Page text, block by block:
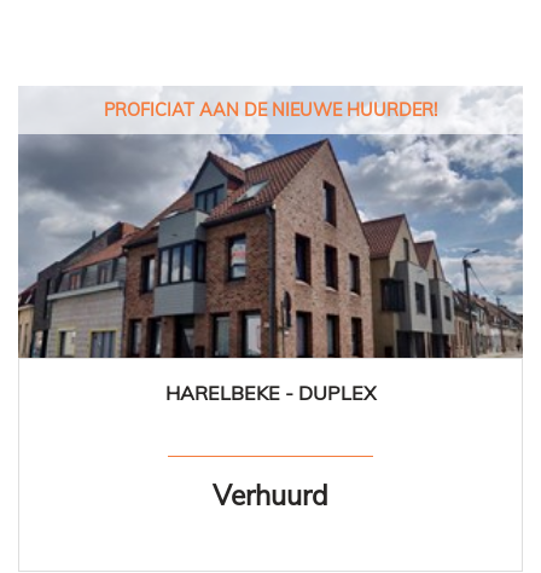
PROFICIAT AAN DE NIEUWE HUURDER!
109 m² 2 1
HARELBEKE - DUPLEX
Verhuurd